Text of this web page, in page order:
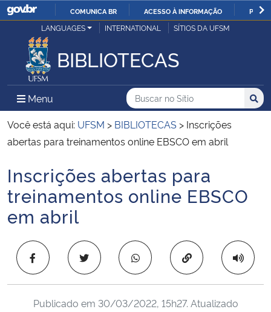
IR
O
COMUNICA BR ACESSO À INFORMAÇÃO
Ministério da Justiça e Segurança Pública
Ministério da Defesa
Ministério das Relações Exteriores
Ministério da Infraestrutura
Ministério da Agricultura, Pecuária e Abastecimento
Ministério da Educação
LANGUAGES INTERNATIONAL SÍTIOS DA UFSM
BIBLIOTECAS
Menu Menu Principal do Sítio
Busca
Buscar no no Sítio
Busca:
Você está aqui: UFSM > BIBLIOTECAS > Inscrições
abertas para treinamentos online EBSCO em abril
Início do conteúdo
Inscrições abertas para
treinamentos online EBSCO
em abril
Copiar para área
Publicado em 30/03/2022, 15h27. Atualizado